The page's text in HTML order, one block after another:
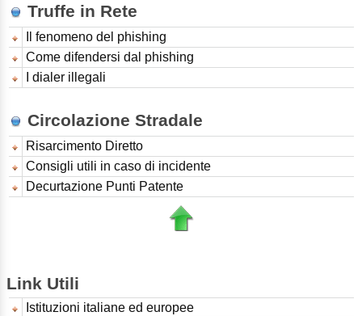
Truffe in Rete
Il fenomeno del phishing
Come difendersi dal phishing
I dialer illegali
Circolazione Stradale
Risarcimento Diretto
Consigli utili in caso di incidente
Decurtazione Punti Patente
Link Utili
Istituzioni italiane ed europee